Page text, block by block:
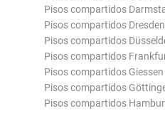
Pisos compartidos
Pisos compartidos Dresden
Pisos compartidos
Pisos compartidos
Pisos compartidos Giessen
Pisos compartidos
Pisos compartidos